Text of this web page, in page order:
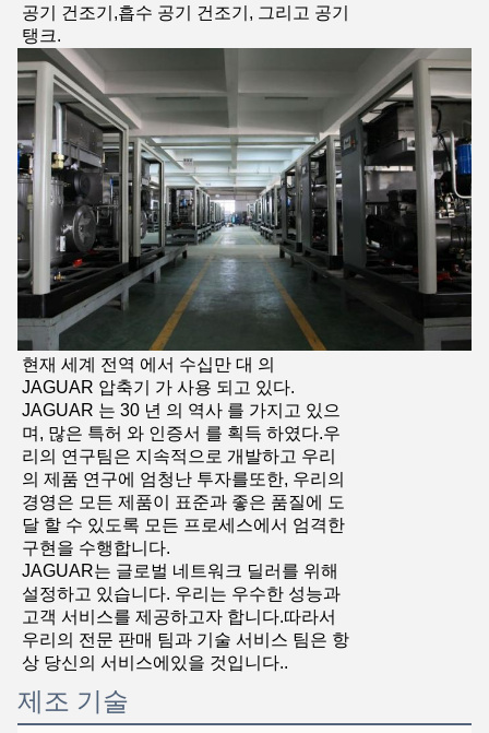
공기 건조기,흡수 공기 건조기, 그리고 공기
탱크.
현재 세계 전역 에서 수십만 대 의
JAGUAR 압축기 가 사용 되고 있다.
JAGUAR 는 30 년 의 역사 를 가지고 있으
며, 많은 특허 와 인증서 를 획득 하였다.우
리의 연구팀은 지속적으로 개발하고 우리
의 제품 연구에 엄청난 투자를또한, 우리의
경영은 모든 제품이 표준과 좋은 품질에 도
달 할 수 있도록 모든 프로세스에서 엄격한
구현을 수행합니다.
JAGUAR는 글로벌 네트워크 딜러를 위해
설정하고 있습니다. 우리는 우수한 성능과
고객 서비스를 제공하고자 합니다.따라서
우리의 전문 판매 팀과 기술 서비스 팀은 항
상 당신의 서비스에있을 것입니다..
제조 기술